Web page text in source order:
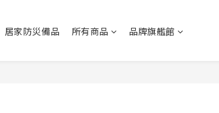
居家防災備品 所有商品 品牌旗艦館